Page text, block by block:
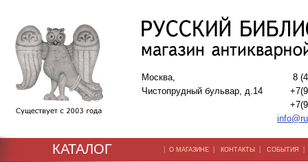
Москва,
Чистопрудный бульвар, д.14
8
КАТАЛОГ | О МАГАЗИНЕ | КОНТАКТЫ | СОБЫТИЯ